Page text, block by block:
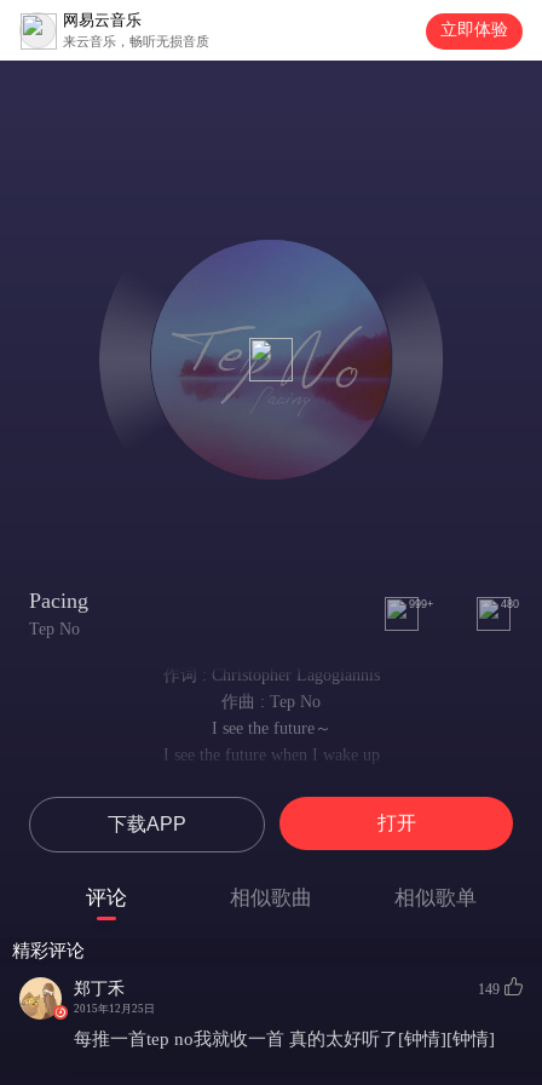
网易云音乐
来云音乐，畅听无损音质
立即体验
Pacing
Tep No
999+ 480
作词 : Christopher Lagogiannis
作曲 : Tep No
I see the future～
I see the future when I wake up
And it’s brighter as we’re falling down
你我坠落深渊 一切竟愈发明亮
And I’m feeling like I’m pacing
我像是在徘徊不前
We’ll sleep forever in the sands that we bathed in
我只想和你 在海风中 在潮汐中
下载APP 打开
评论 相似歌曲 相似歌单
精彩评论
郑丁禾
2015年12月25日
149
每推一首tep no我就收一首 真的太好听了[钟情][钟情]